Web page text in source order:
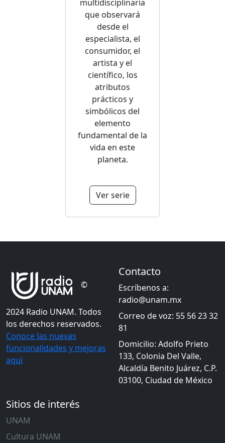
multidisciplinaria
que observará
desde el
especialista, el
consumidor, el
artista y el
científico, los
atributos
prácticos y
simbólicos del
elemento
fundamental de la
vida en este
planeta.
Ver serie
©
2024 Radio UNAM. Todos
los derechos reservados.
Conoce las nuevas
funcionalidades y mejoras
aquí
Contacto
Escríbenos a:
radio@unam.mx
Correo de voz: 55 56 23 32
81
Domicilio: Adolfo Prieto
133, Colonia Del Valle,
Alcaldía Benito Juárez, C.P.
03100, Ciudad de México
Sitios de interés
UNAM
Cultura UNAM